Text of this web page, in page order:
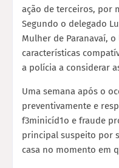
ação de terceiros, por
Segundo o delegado
Mulher de Paranavaí,
características
a polícia a considerar
Uma semana após o
preventivamente e
f3minicíd1o e fraude
principal suspeito por
casa no momento em